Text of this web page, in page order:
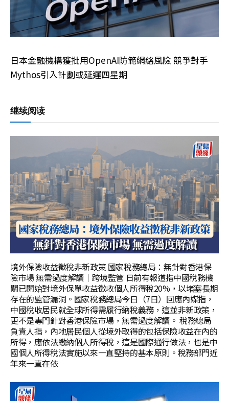
日本金融機構獲批用OpenAI防範網絡風險 競爭對手
Mythos引入計劃或延遲四星期
继续阅读
境外保險收益徵稅非新政策 國家稅務總局：無針對香港保
險市場 無需過度解讀｜跨境監管 日前有報道指中國稅務機
關已開始對境外保單收益徵收個人所得稅20%，以堵塞長期
存在的監管漏洞。國家稅務總局今日（7日）回應內媒指，
中國稅收居民就全球所得需履行納稅義務，這並非新政策，
更不是專門針對香港保險市場，無需過度解讀。 稅務總局
負責人指，內地居民個人從境外取得的包括保險收益在內的
所得，應依法繳納個人所得稅，這是國際通行做法，也是中
國個人所得稅法實施以來一直堅持的基本原則。稅務部門近
年來一直在依